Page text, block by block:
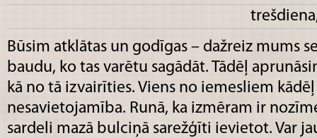
Būsim atklātas un godīgas – dažreiz mums
baudu, ko tas varētu sagādāt. Tādēļ
kā no tā izvairīties. Viens no iemesliem
nesavietojamība. Runā, ka izmēram ir
sardeli mazā bulciņā sarežģīti ievietot. Var